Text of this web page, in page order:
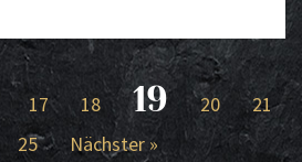
17 18 19 20 21
25 Nächs­ter »